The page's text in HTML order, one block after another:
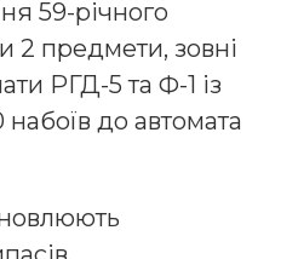
59-річного
2 предмети, зовні
РГД-5 та Ф-1 із
до автомата